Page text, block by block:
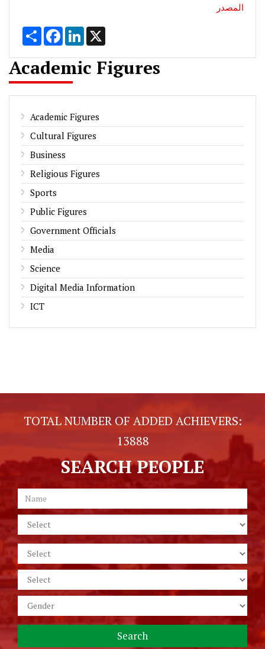
المصدر
Share FacebookLinkedIn
Academic Figures
Academic Figures
Cultural Figures
Business
Religious Figures
Sports
Public Figures
Government Officials
Media
Science
Digital Media Information
ICT
TOTAL NUMBER OF ADDED ACHIEVERS:
13888
SEARCH PEOPLE